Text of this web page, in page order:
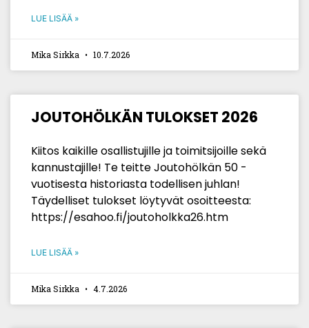
LUE LISÄÄ »
Mika Sirkka 10.7.2026
JOUTOHÖLKÄN TULOKSET 2026
Kiitos kaikille osallistujille ja toimitsijoille sekä
kannustajille! Te teitte Joutohölkän 50 -
vuotisesta historiasta todellisen juhlan!
Täydelliset tulokset löytyvät osoitteesta:
https://esahoo.fi/joutoholkka26.htm
LUE LISÄÄ »
Mika Sirkka 4.7.2026